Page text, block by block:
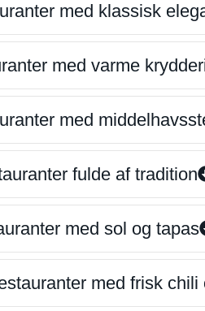
med klassisk
med varme
med
fulde af tradition
med sol og tapas
med frisk chili